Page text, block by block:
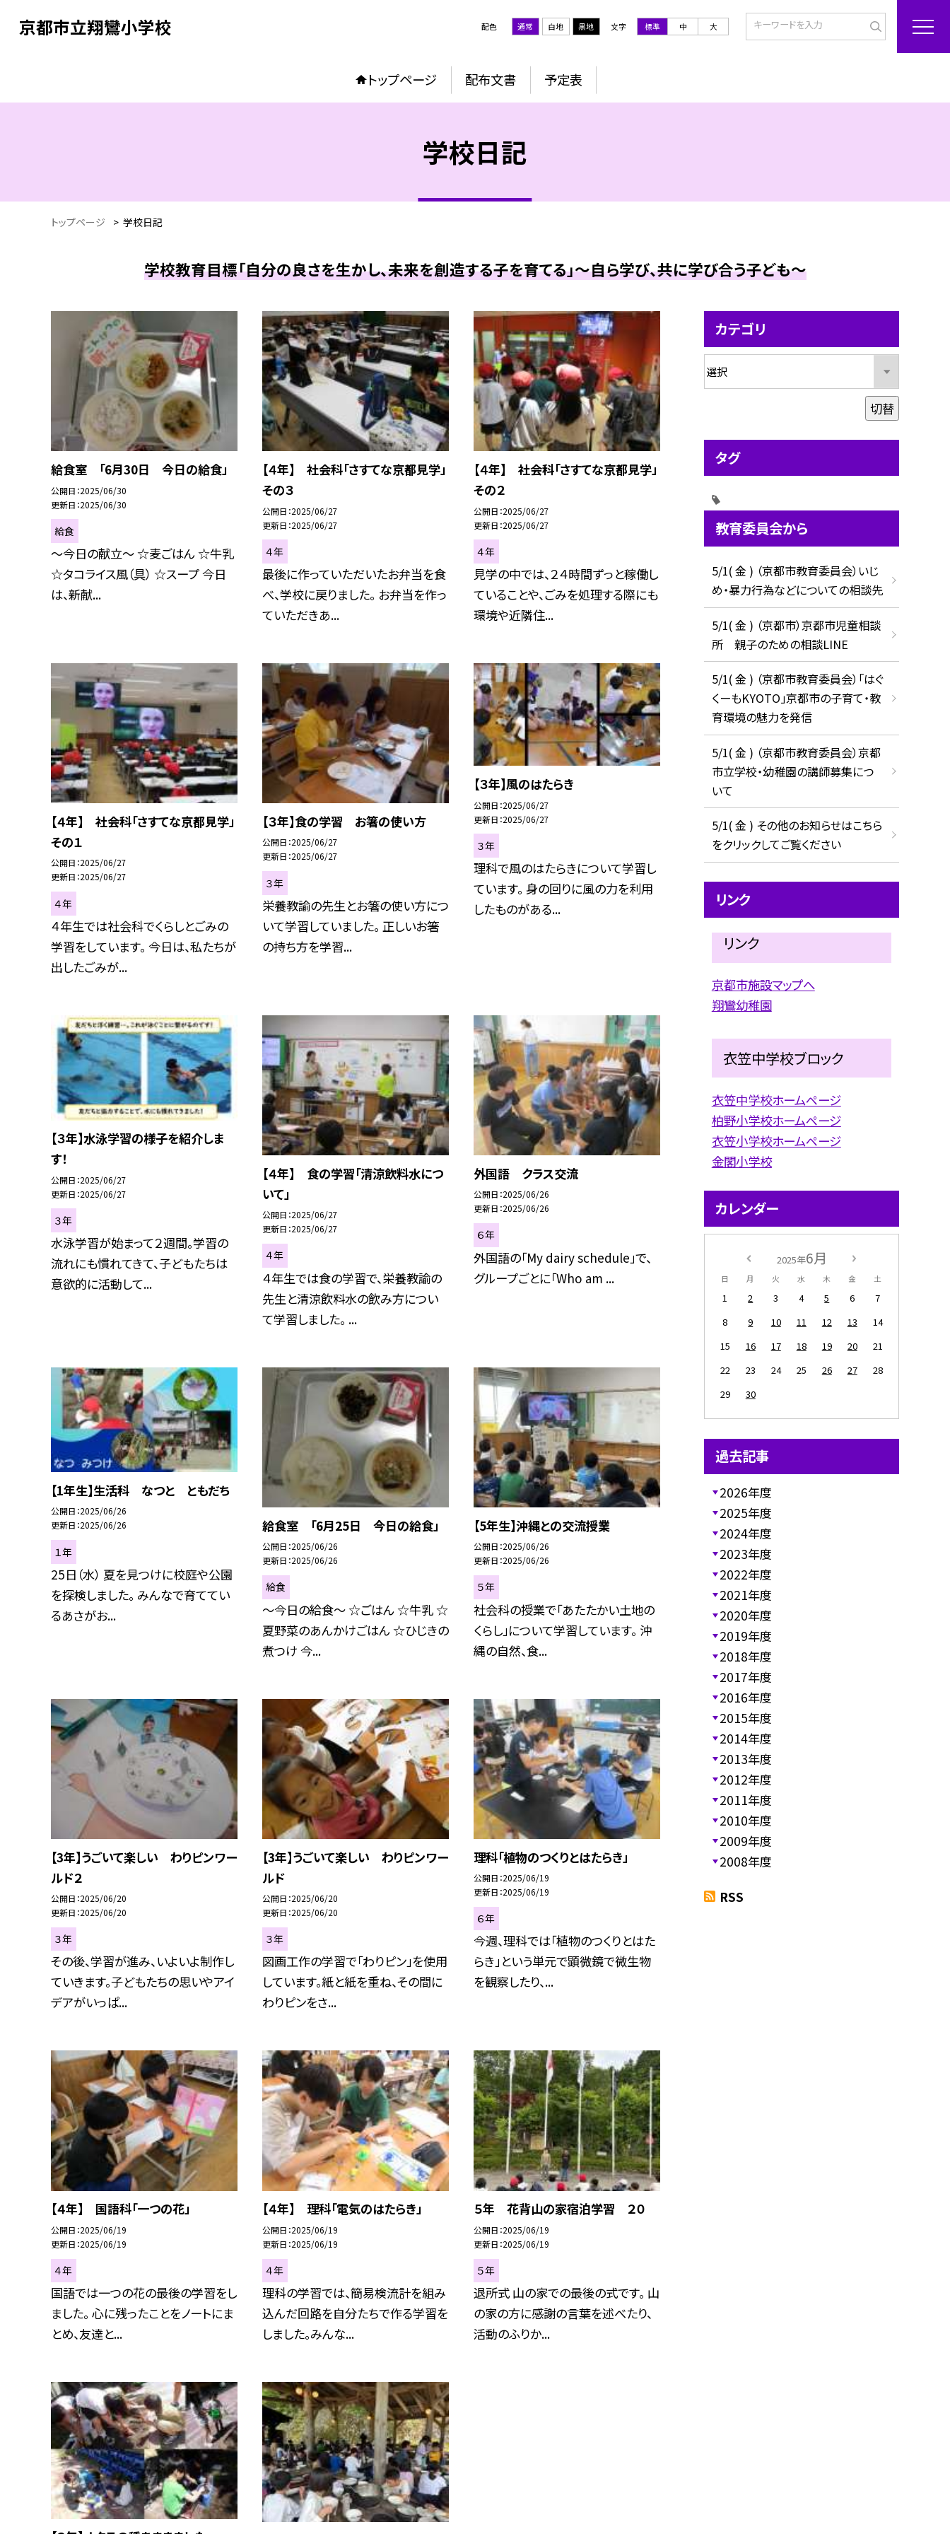
京都市立翔鸞小学校 配色 通常 白地 黒地 文字 標準 中 大
トップページ 配布文書 予定表
学校日記
トップページ > 学校日記
学校教育目標「自分の良さを生かし、未来を創造する子を育てる」～自ら学び、共に学び合う子ども～
給食室 「6月30日 今日の給食」
公開日 2025/06/30
更新日 2025/06/30
給食
〜今日の献立〜 ☆麦ごはん ☆牛乳
☆タコライス風（具） ☆スープ 今日
は、新献...
【４年】 社会科「さすてな京都見学」
その３
公開日 2025/06/27
更新日 2025/06/27
４年
最後に作っていただいたお弁当を食
べ、学校に戻りました。 お弁当を作っ
ていただきあ...
【４年】 社会科「さすてな京都見学」
その２
公開日 2025/06/27
更新日 2025/06/27
４年
見学の中では、２４時間ずっと稼働し
ていることや、ごみを処理する際にも
環境や近隣住...
【４年】 社会科「さすてな京都見学」
その１
公開日 2025/06/27
更新日 2025/06/27
４年
４年生では社会科でくらしとごみの
学習をしています。 今日は、私たちが
出したごみが...
【３年】食の学習 お箸の使い方
公開日 2025/06/27
更新日 2025/06/27
３年
栄養教諭の先生とお箸の使い方につ
いて学習していました。 正しいお箸
の持ち方を学習...
【３年】風のはたらき
公開日 2025/06/27
更新日 2025/06/27
３年
理科で風のはたらきについて学習し
ています。 身の回りに風の力を利用
したものがある...
【３年】水泳学習の様子を紹介しま
す！
公開日 2025/06/27
更新日 2025/06/27
３年
水泳学習が始まって２週間。学習の
流れにも慣れてきて、子どもたちは
意欲的に活動して...
【４年】 食の学習「清涼飲料水につ
いて」
公開日 2025/06/27
更新日 2025/06/27
４年
４年生では食の学習で、栄養教諭の
先生と清涼飲料水の飲み方につい
て学習しました。 ...
外国語 クラス交流
公開日 2025/06/26
更新日 2025/06/26
６年
外国語の「My dairy schedule」で、
グループごとに「Who am ...
【1年生】生活科 なつと ともだち
公開日 2025/06/26
更新日 2025/06/26
１年
25日（水） 夏を見つけに校庭や公園
を探検しました。 みんなで育ててい
るあさがお...
給食室 「6月25日 今日の給食」
公開日 2025/06/26
更新日 2025/06/26
給食
〜今日の給食〜 ☆ごはん ☆牛乳 ☆
夏野菜のあんかけごはん ☆ひじきの
煮つけ 今...
【5年生】沖縄との交流授業
公開日 2025/06/26
更新日 2025/06/26
５年
社会科の授業で「あたたかい土地の
くらし」について学習しています。 沖
縄の自然、食...
【3年】うごいて楽しい わりピンワー
ルド２
公開日 2025/06/20
更新日 2025/06/20
３年
その後、学習が進み、いよいよ制作し
ていきます。子どもたちの思いやアイ
デアがいっぱ...
【3年】うごいて楽しい わりピンワー
ルド
公開日 2025/06/20
更新日 2025/06/20
３年
図画工作の学習で「わりピン」を使用
しています。紙と紙を重ね、その間に
わりピンをさ...
理科「植物のつくりとはたらき」
公開日 2025/06/19
更新日 2025/06/19
６年
今週、理科では「植物のつくりとはた
らき」という単元で顕微鏡で微生物
を観察したり、...
【４年】 国語科「一つの花」
公開日 2025/06/19
更新日 2025/06/19
４年
国語では一つの花の最後の学習をし
ました。 心に残ったことをノートにま
とめ、友達と...
【４年】 理科「電気のはたらき」
公開日 2025/06/19
更新日 2025/06/19
４年
理科の学習では、簡易検流計を組み
込んだ回路を自分たちで作る学習を
しました。みんな...
５年 花背山の家宿泊学習 ２０
公開日 2025/06/19
更新日 2025/06/19
５年
退所式 山の家での最後の式です。 山
の家の方に感謝の言葉を述べたり、
活動のふりか...
カテゴリ
切替
タグ
教育委員会から
5/1( 金 ) （京都市教育委員会）いじ
め・暴力行為などについての相談先
5/1( 金 ) （京都市）京都市児童相談
所 親子のための相談LINE
5/1( 金 ) （京都市教育委員会）「はぐ
くーもKYOTO」京都市の子育て・教
育環境の魅力を発信
5/1( 金 ) （京都市教育委員会）京都
市立学校・幼稚園の講師募集につ
いて
5/1( 金 ) その他のお知らせはこちら
をクリックしてご覧ください
リンク
リンク
京都市施設マップへ
翔鸞幼稚園
衣笠中学校ブロック
衣笠中学校ホームページ
柏野小学校ホームページ
衣笠小学校ホームページ
金閣小学校
カレンダー
2025年6月
日 月 火 水 木 金 土
1 2 3 4 5 6
7
8
9 10 11 12 13
14
15
16 17 18 19 20
21
22
23 24 25 26 27
28
29
30
過去記事
2026年度
2025年度
2024年度
2023年度
2022年度
2021年度
2020年度
2019年度
2018年度
2017年度
2016年度
2015年度
2014年度
2013年度
2012年度
2011年度
2010年度
2009年度
2008年度
RSS